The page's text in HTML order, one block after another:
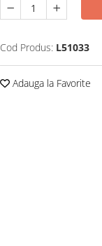
Cod Produs: L51033
Adauga la Favorite